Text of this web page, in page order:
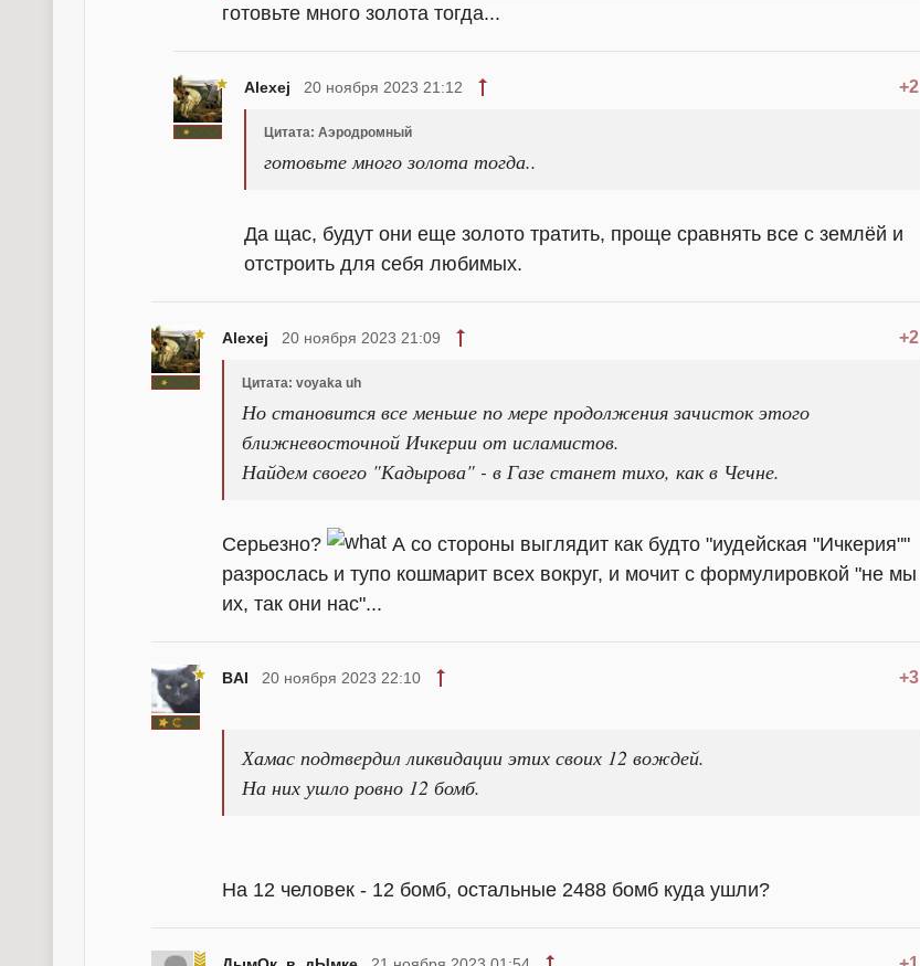
готовьте много золота тогда...
Alexej +2
20 ноября 2023 21:12
Цитата: Аэродромный
готовьте много золота тогда..
Да щас, будут они еще золото тратить, проще сравнять все с землёй и
отстроить для себя любимых.
Alexej +2
20 ноября 2023 21:09
Цитата: voyaka uh
Но становится все меньше по мере продолжения зачисток этого
ближневосточной Ичкерии от исламистов.
Найдем своего "Кадырова" - в Газе станет тихо, как в Чечне.
Серьезно?
А со стороны выглядит как будто "иудейская "Ичкерия""
разрослась и тупо кошмарит всех вокруг, и мочит с формулировкой "не мы
их, так они нас"...
BAI +3
20 ноября 2023 22:10
Хамас подтвердил ликвидации этих своих 12 вождей.
На них ушло ровно 12 бомб.
На 12 человек - 12 бомб, остальные 2488 бомб куда ушли?